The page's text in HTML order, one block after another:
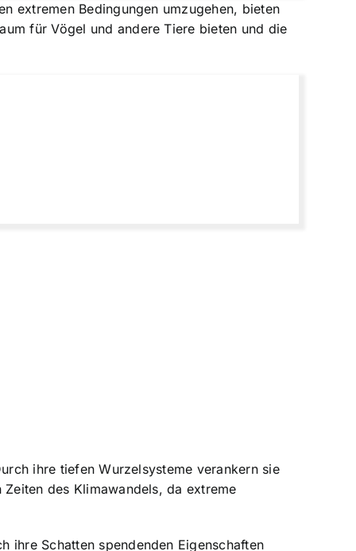
extremen Bedingungen umzugehen, bieten
für Vögel und andere Tiere bieten und die
ihre tiefen Wurzelsysteme verankern sie
des Klimawandels, da extreme
ihre Schatten spendenden Eigenschaften